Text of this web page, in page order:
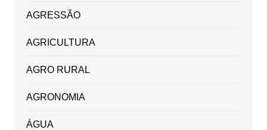
AGRESSÃO
AGRICULTURA
AGRO RURAL
AGRONOMIA
ÁGUA